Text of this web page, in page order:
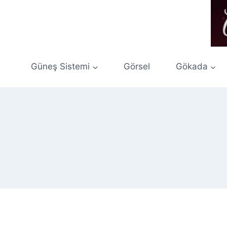
Güneş Sistemi Görsel Gökada